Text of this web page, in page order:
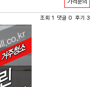
가격문의
조회 1 댓글 0 후기 3